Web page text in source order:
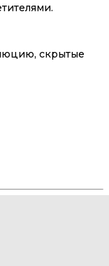
скрытые